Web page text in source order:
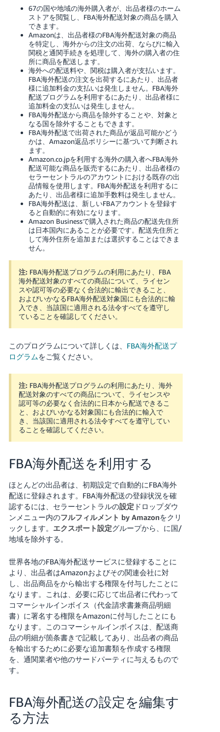
日
本
語
JP
English
- JP
イ
ン
さ
っ
そ
く
始
め
る
67の国や地域の海外購入者が、出品者様のホーム
ストアを閲覧し、FBA海外配送対象の商品を購入
できます。
Amazonは、出品者様のFBA海外配送対象の商品
を特定し、海外からの注文の出荷、ならびに輸入
関税と通関手続きを処理して、海外の購入者の住
所に商品を配送します。
海外への配送料や、関税は購入者が支払います。
FBA海外配送の注文を出荷するにあたり、出品者
様に追加料金の支払いは発生しません。FBA海外
配送プログラムを利用するにあたり、出品者様に
追加料金の支払いは発生しません。
FBA海外配送から商品を除外することや、対象と
なる国を除外することもできます。
FBA海外配送で出荷された商品が返品可能かどう
かは、Amazon返品ポリシーに基づいて判断され
ます。
Amazon.co.jpを利用する海外の購入者へFBA海外
配送可能な商品を販売するにあたり、出品者様の
セラーセントラルのアカウントにおける既存の出
品情報を使用します。FBA海外配送を利用するに
あたり、出品者様に追加手数料は発生しません。
FBA海外配送は、新しいFBAアカウントを登録す
ると自動的に有効になります。
Amazon Businessで購入された商品の配送先住所
は日本国内にあることが必要です。配送先住所と
して海外住所を追加または選択することはできま
せん。
注: FBA海外配送プログラムの利用にあたり、FBA
海外配送対象のすべての商品について、ライセン
スや認可等の必要なく合法的に輸出できること、
およびいかなるFBA海外配送対象国にも合法的に輸
入でき、当該国に適用される法令すべてを遵守し
ていることを確認してください。
このプログラムについて詳しくは、 FBA海外配送プ
ログラム をご覧ください。
注: FBA海外配送プログラムの利用にあたり、海外
配送対象のすべての商品について、ライセンスや
認可等の必要なく合法的に日本から配送できるこ
と、およびいかなる対象国にも合法的に輸入で
き、当該国に適用される法令すべてを遵守してい
ることを確認してください。
FBA海外配送を利用する
ほとんどの出品者は、初期設定で自動的にFBA海外
配送に登録されます。FBA海外配送の登録状況を確
認するには、セラーセントラルの設定 ドロップダウ
ンメニュー内のフルフィルメント by Amazonをクリ
ックします。 エクスポート設定グループから、に国/
地域を除外する。
世界各地のFBA海外配送サービスに登録することに
より、出品者はAmazonおよびその関連会社に対
し、出品商品をから輸出する権限を付与したことに
なります。これは、必要に応じて出品者に代わって
コマーシャルインボイス（代金請求書兼商品明細
書）に署名する権限をAmazonに付与したことにも
なります。このコマーシャルインボイスは、配送商
品の明細が箇条書きで記載してあり、出品者の商品
を輸出するために必要な追加書類を作成する権限
を、通関業者や他のサードパーティに与えるもので
す。
FBA海外配送の設定を編集す
る方法